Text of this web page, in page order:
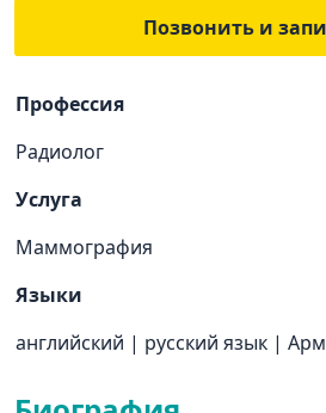
Позвонить и
Профессия
Радиолог
Услуга
Маммография
Языки
английский | русский язык |